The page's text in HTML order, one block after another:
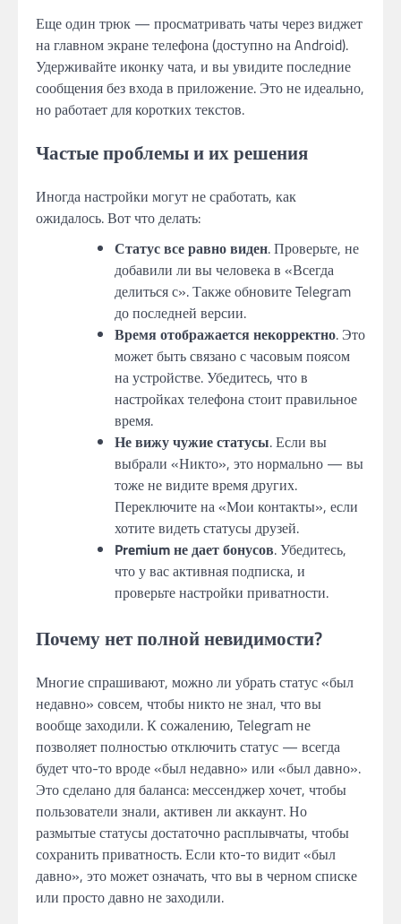
Еще один трюк — просматривать чаты через виджет
на главном экране телефона (доступно на Android).
Удерживайте иконку чата, и вы увидите последние
сообщения без входа в приложение. Это не идеально,
но работает для коротких текстов.
Частые проблемы и их решения
Иногда настройки могут не сработать, как
ожидалось. Вот что делать:
Статус все равно виден. Проверьте, не
добавили ли вы человека в «Всегда
делиться с». Также обновите Telegram
до последней версии.
Время отображается некорректно. Это
может быть связано с часовым поясом
на устройстве. Убедитесь, что в
настройках телефона стоит правильное
время.
Не вижу чужие статусы. Если вы
выбрали «Никто», это нормально — вы
тоже не видите время других.
Переключите на «Мои контакты», если
хотите видеть статусы друзей.
Premium не дает бонусов. Убедитесь,
что у вас активная подписка, и
проверьте настройки приватности.
Почему нет полной невидимости?
Многие спрашивают, можно ли убрать статус «был
недавно» совсем, чтобы никто не знал, что вы
вообще заходили. К сожалению, Telegram не
позволяет полностью отключить статус — всегда
будет что-то вроде «был недавно» или «был давно».
Это сделано для баланса: мессенджер хочет, чтобы
пользователи знали, активен ли аккаунт. Но
размытые статусы достаточно расплывчаты, чтобы
сохранить приватность. Если кто-то видит «был
давно», это может означать, что вы в черном списке
или просто давно не заходили.